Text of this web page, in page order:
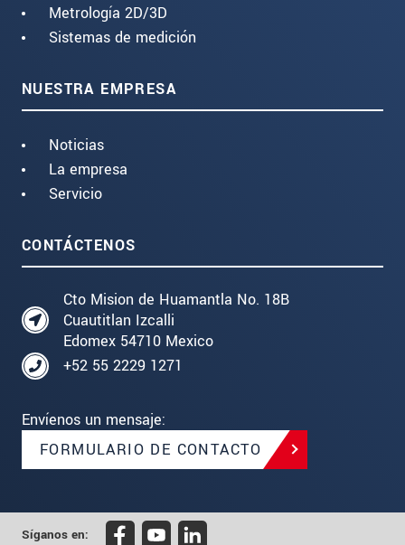
Metrología 2D/3D
Sistemas de medición
NUESTRA EMPRESA
Noticias
La empresa
Servicio
CONTÁCTENOS
Cto Mision de Huamantla No. 18B
Cuautitlan Izcalli
Edomex 54710 Mexico
+52 55 2229 1271
Envíenos un mensaje:
FORMULARIO DE CONTACTO
Síganos en: